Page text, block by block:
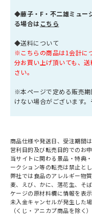
◆藤子・F・不二雄ミュー
る場合はこちら
◆送料について
※こちらの商品は1会計に
分お買い上げ頂いても、
さい。
※本ページで定める販売期
けない場合がございます。
商品仕様や発送日、受注期間
営利目的及び転売目的でのお
当サイトに関わる景品・特典
ークション等の転売は禁止とし
弊社では食品のアレルギー物
麦、えび、かに、落花生、そ
ケージの原材料欄に情報を表示
未入金キャンセルが発生した
（くじ・アニカプ商品を除く）